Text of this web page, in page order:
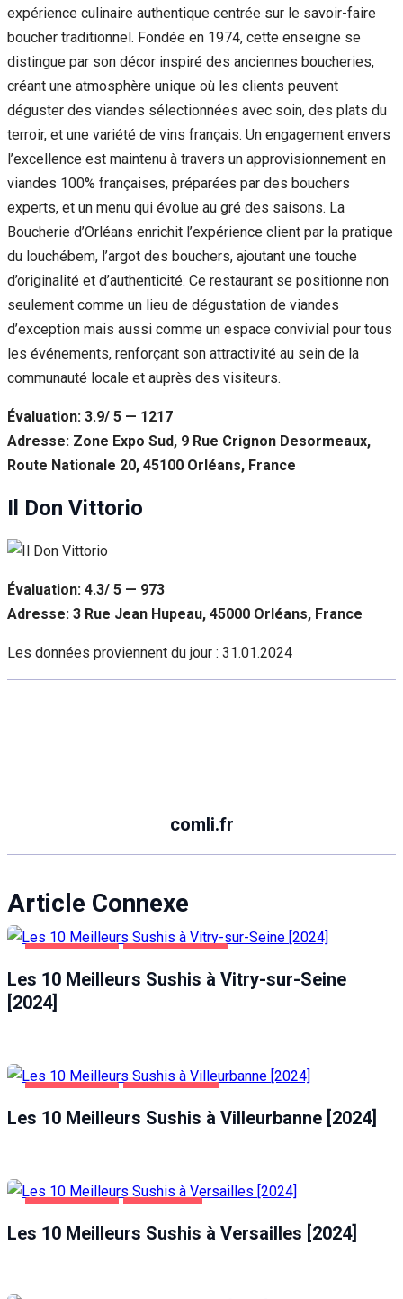
expérience culinaire authentique centrée sur le savoir-faire
boucher traditionnel. Fondée en 1974, cette enseigne se
distingue par son décor inspiré des anciennes boucheries,
créant une atmosphère unique où les clients peuvent
déguster des viandes sélectionnées avec soin, des plats du
terroir, et une variété de vins français. Un engagement envers
l’excellence est maintenu à travers un approvisionnement en
viandes 100% françaises, préparées par des bouchers
experts, et un menu qui évolue au gré des saisons. La
Boucherie d’Orléans enrichit l’expérience client par la pratique
du louchébem, l’argot des bouchers, ajoutant une touche
d’originalité et d’authenticité. Ce restaurant se positionne non
seulement comme un lieu de dégustation de viandes
d’exception mais aussi comme un espace convivial pour tous
les événements, renforçant son attractivité au sein de la
communauté locale et auprès des visiteurs.
Évaluation: 3.9/ 5 — 1217
Adresse: Zone Expo Sud, 9 Rue Crignon Desormeaux,
Route Nationale 20, 45100 Orléans, France
Il Don Vittorio
Évaluation: 4.3/ 5 — 973
Adresse: 3 Rue Jean Hupeau, 45000 Orléans, France
Les données proviennent du jour : 31.01.2024
comli.fr
Article Connexe
Les 10 Meilleurs Sushis à Vitry-sur-Seine
[2024]
Les 10 Meilleurs Sushis à Villeurbanne [2024]
Les 10 Meilleurs Sushis à Versailles [2024]